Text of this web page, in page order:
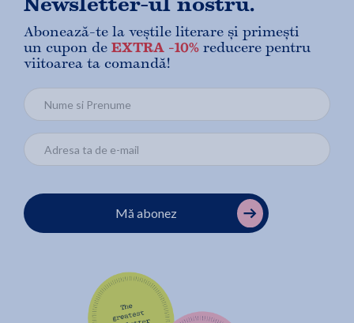
Abonează-te la veștile literare și primești
un cupon de EXTRA -10% reducere pentru
viitoarea ta comandă!
Mă abonez